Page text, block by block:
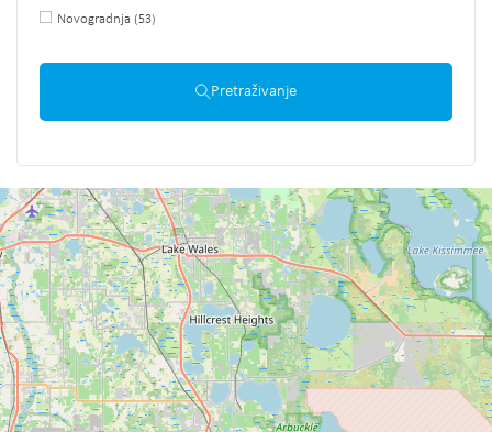
Novogradnja (53)
Pretraživanje